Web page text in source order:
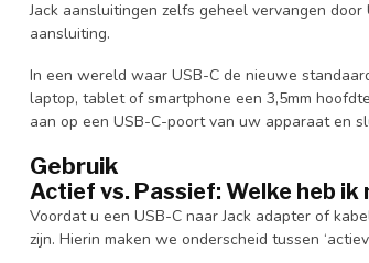
Jack aansluitingen zelfs geheel vervangen
aansluiting.
In een wereld waar USB-C de nieuwe
laptop, tablet of smartphone een 3,5mm
aan op een USB-C-poort van uw apparaat en
Gebruik
Actief vs. Passief: Welke heb ik
Voordat u een USB-C naar Jack adapter of
zijn. Hierin maken we onderscheid tussen